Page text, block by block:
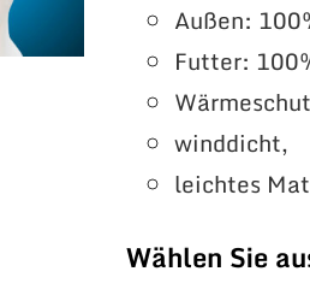
Außen:
Futter:
winddicht,
leichtes
Wählen Sie